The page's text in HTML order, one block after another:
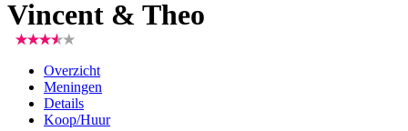
Vincent & Theo
Overzicht
Meningen
Details
Koop/Huur